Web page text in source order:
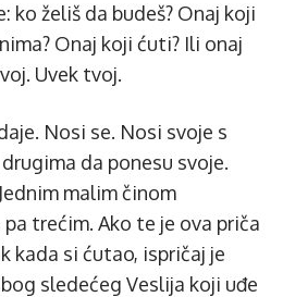
ko želiš da budeš? Onaj koji
Onaj koji ćuti? Ili onaj
Uvek tvoj.
Nosi se. Nosi svoje s
da ponesu svoje.
malim činom
trećim. Ako te je ova priča
kada si ćutao, ispričaj je
sledećeg Veslija koji uđe